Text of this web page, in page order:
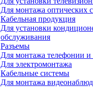
Для монтажа оптических
Кабельная продукция
Для установки
обслуживания
Разъемы
Для монтажа телефонии
Для электромонтажа
Кабельные системы
Для монтажа